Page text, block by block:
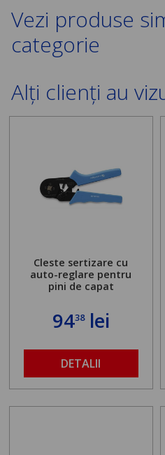
Vezi produse
categorie
Alți clienți au
Cleste sertizare cu
auto-reglare pentru
pini de capat
9438lei
DETALII